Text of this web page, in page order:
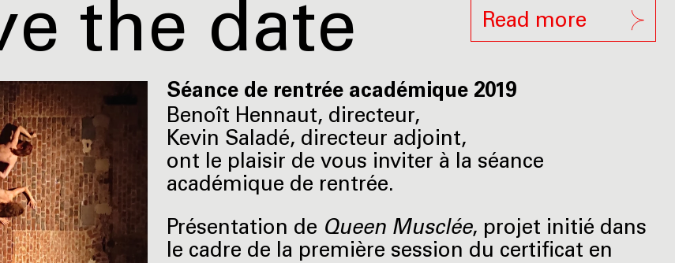
Read more
the date
Séance de rentrée académique 2019
Benoît Hennaut, directeur,
Kevin Saladé, directeur adjoint,
ont le plaisir de vous inviter à la séance
académique de rentrée.
Présentation de Queen Musclée, projet initié dans
le cadre de la première session du certificat en